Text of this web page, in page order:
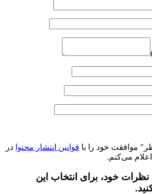
موافقت خود را با قوانین انتشار محتوا در
می‌کنم.
نظرات خود، برای انتخاب این